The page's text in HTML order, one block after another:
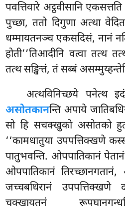
पवत्तिवारे अट्ठवीसानि
पुच्छा, ततो दिगुणा अत्था
धम्मायतनञ्च एकसदिसं, नानं
होती’’तिआदीनि वत्वा तत्थ
तत्थ सङ्खित्तं, तं सब्बं
अत्थविनिच्छये पनेत्थ
असोतकानन्ति अपाये
सो हि सचक्खुको असोतको
‘‘कामधातुया उपपत्तिक्खणे
पातुभवन्ति. ओपपातिकानं पेतानं
ओपपातिकानं
जच्चबधिरानं उपपत्तिक्खणे
चक्खायतनं